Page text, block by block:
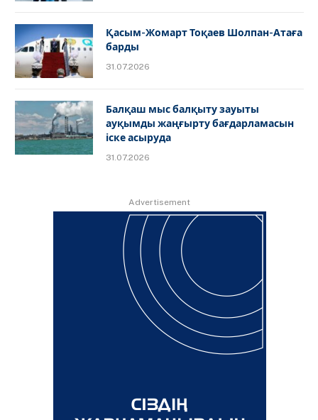
Қасым-Жомарт Тоқаев Шолпан-Атаға
барды
31.07.2026
Балқаш мыс балқыту зауыты
ауқымды жаңғырту бағдарламасын
іске асыруда
31.07.2026
Advertisement